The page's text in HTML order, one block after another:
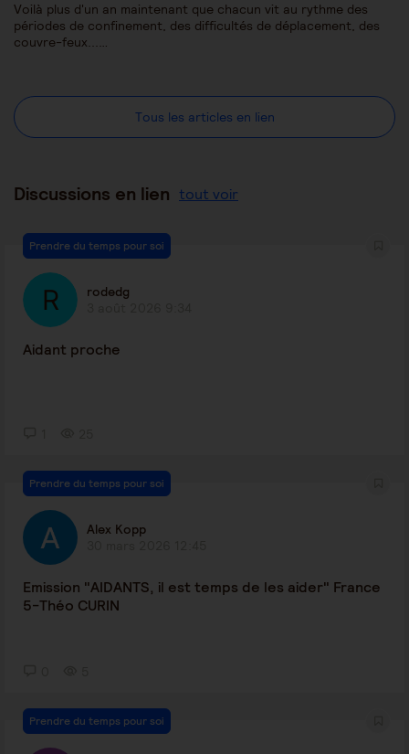
Voilà plus d'un an maintenant que chacun vit au rythme des
périodes de confinement, des difficultés de déplacement, des
couvre-feux...…
Tous les articles en lien
Discussions en lien tout voir
Prendre du temps pour soi
rodedg
Aidant proche
Prendre du temps pour soi
Alex Kopp
Emission "AIDANTS, il est temps de les aider" France
5-Théo CURIN
Prendre du temps pour soi